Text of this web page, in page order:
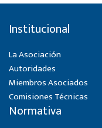
Institucional
La Asociación
Autoridades
Miembros Asociados
Comisiones Técnicas
Normativa